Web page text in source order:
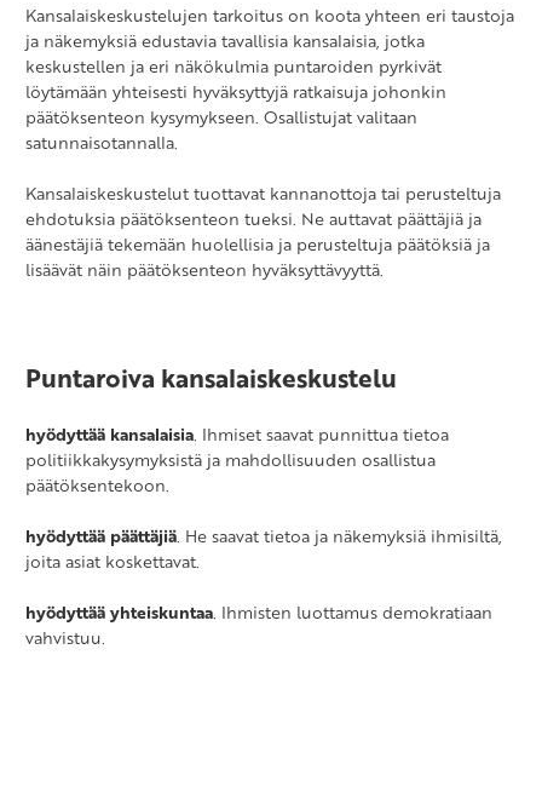
Kansalaiskeskustelujen tarkoitus on koota yhteen eri taustoja
ja näkemyksiä edustavia tavallisia kansalaisia, jotka
keskustellen ja eri näkökulmia puntaroiden pyrkivät
löytämään yhteisesti hyväksyttyjä ratkaisuja johonkin
päätöksenteon kysymykseen. Osallistujat valitaan
satunnaisotannalla.
Kansalaiskeskustelut tuottavat kannanottoja tai perusteltuja
ehdotuksia päätöksenteon tueksi. Ne auttavat päättäjiä ja
äänestäjiä tekemään huolellisia ja perusteltuja päätöksiä ja
lisäävät näin päätöksenteon hyväksyttävyyttä.
Puntaroiva kansalaiskeskustelu
hyödyttää kansalaisia. Ihmiset saavat punnittua tietoa
politiikkakysymyksistä ja mahdollisuuden osallistua
päätöksentekoon.
hyödyttää päättäjiä. He saavat tietoa ja näkemyksiä ihmisiltä,
joita asiat koskettavat.
hyödyttää yhteiskuntaa. Ihmisten luottamus demokratiaan
vahvistuu.